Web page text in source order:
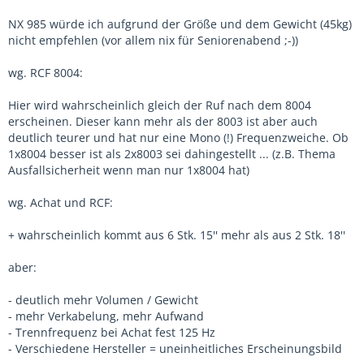
NX 985 würde ich aufgrund der Größe und dem Gewicht (45kg)
nicht empfehlen (vor allem nix für Seniorenabend ;-))
wg. RCF 8004:
Hier wird wahrscheinlich gleich der Ruf nach dem 8004
erscheinen. Dieser kann mehr als der 8003 ist aber auch
deutlich teurer und hat nur eine Mono (!) Frequenzweiche. Ob
1x8004 besser ist als 2x8003 sei dahingestellt ... (z.B. Thema
Ausfallsicherheit wenn man nur 1x8004 hat)
wg. Achat und RCF:
+ wahrscheinlich kommt aus 6 Stk. 15'' mehr als aus 2 Stk. 18''
aber:
- deutlich mehr Volumen / Gewicht
- mehr Verkabelung, mehr Aufwand
- Trennfrequenz bei Achat fest 125 Hz
- Verschiedene Hersteller = uneinheitliches Erscheinungsbild